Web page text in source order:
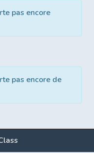
pas encore
pas encore de